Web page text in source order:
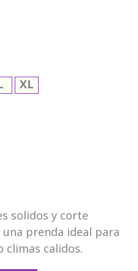
XL
solidos y corte
prenda ideal para
climas calidos.